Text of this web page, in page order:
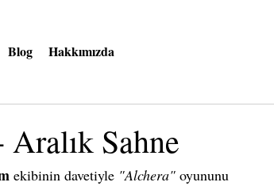
Blog Hakkımızda
Sahne
ekibinin davetiyle "Alchera" oyununu